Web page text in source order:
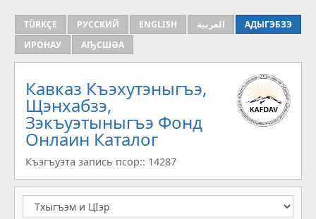
TÜRKÇE РУССКИЙ ENGLISH العربية
АДЫГЭБЗЭ
ИРОНАУ
АҦСШӘА
Кавказ Къэхутэныгъэ,
Щэнхабзэ,
Зэкъуэтыныгъэ Фонд
Онлаин Каталог
Къэгъуэта запись псор:: 14287